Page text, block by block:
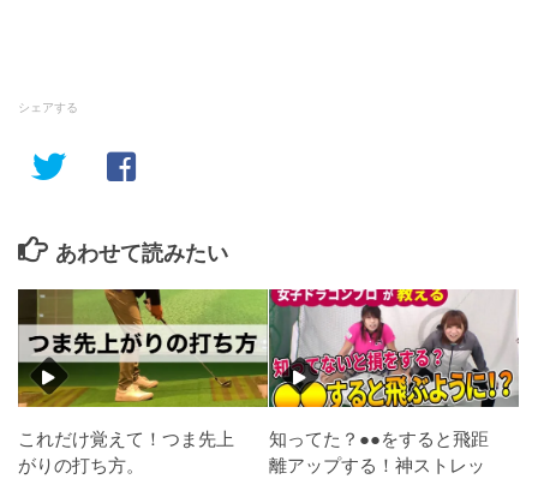
シェアする
あわせて読みたい
これだけ覚えて！つま先上
がりの打ち方。
知ってた？●●をすると飛距
離アップする！神ストレッ